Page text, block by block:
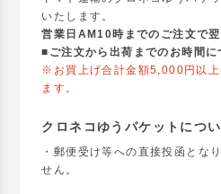
いたします。
営業日AM10時までのご注文で翌
■ ご注文から出荷までのお時間に
※お買上げ合計金額5,000円以上
ます。
クロネコゆうパケットにつ
・郵便受け等への直接投函とな
せん。